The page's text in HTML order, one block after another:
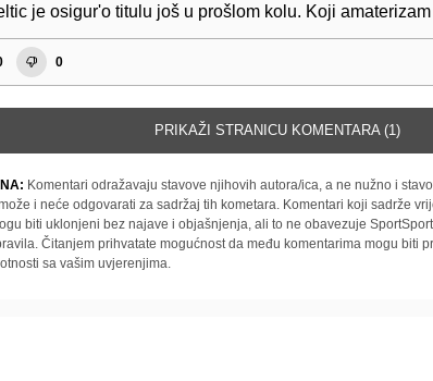
je osigur'o titulu još u prošlom kolu. Koji
0
PRIKAŽI STRANICU KOMENTARA (1)
Komentari odražavaju stavove njihovih autora/ica, a ne nužno i
i neće odgovarati za sadržaj tih kometara. Komentari koji sadrže
biti uklonjeni bez najave i objašnjenja, ali to ne obavezuje
Čitanjem prihvatate mogućnost da među komentarima mogu biti
sa vašim uvjerenjima.